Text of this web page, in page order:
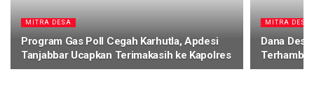
MITRA DESA
Program Gas Poll Cegah Karhutla, Apdesi
Tanjabbar Ucapkan Terimakasih ke Kapolres
MITRA DESA
Dana
Terhambat